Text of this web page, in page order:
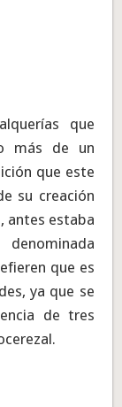
que
más de un
que este
su creación
antes estaba
que es
ya que se
de tres